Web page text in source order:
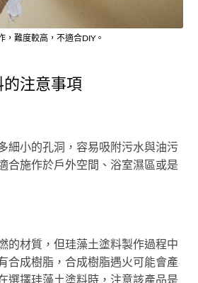
難度較高，不適合DIY。
注意事項
細小的孔洞，容易吸附污水與油污
合施作於戶外空間、浴室濕區或是
的材質，但珪藻土塗料製作過程中
合成樹脂，合成樹脂遇火可能會產
選擇珪藻土塗料時，注意該產品是